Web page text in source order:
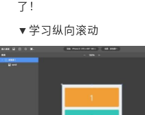
了！
▼学习纵向滚动